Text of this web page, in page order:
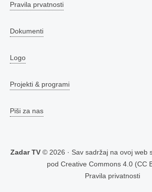
Pravila prvatnosti
Dokumenti
Logo
Projekti & programi
Piši za nas
Zadar TV © 2026 · Sav sadržaj na ovoj web
pod Creative Commons 4.0 (CC
Pravila privatnosti